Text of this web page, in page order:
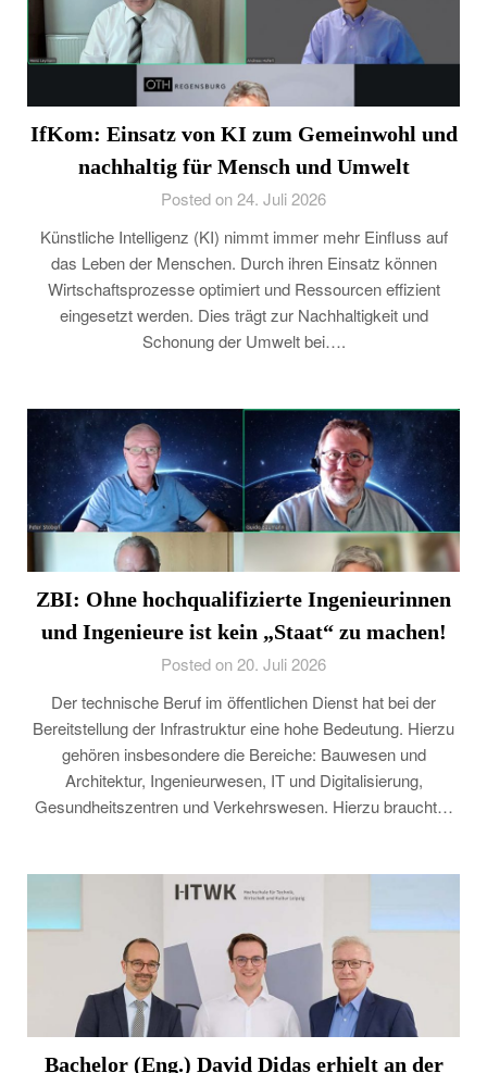
IfKom: Einsatz von KI zum Gemeinwohl und
nachhaltig für Mensch und Umwelt
Posted on 24. Juli 2026
Künstliche Intelligenz (KI) nimmt immer mehr Einfluss auf
das Leben der Menschen. Durch ihren Einsatz können
Wirtschaftsprozesse optimiert und Ressourcen effizient
eingesetzt werden. Dies trägt zur Nachhaltigkeit und
Schonung der Umwelt bei….
ZBI: Ohne hochqualifizierte Ingenieurinnen
und Ingenieure ist kein „Staat“ zu machen!
Posted on 20. Juli 2026
Der technische Beruf im öffentlichen Dienst hat bei der
Bereitstellung der Infrastruktur eine hohe Bedeutung. Hierzu
gehören insbesondere die Bereiche: Bauwesen und
Architektur, Ingenieurwesen, IT und Digitalisierung,
Gesundheitszentren und Verkehrswesen. Hierzu braucht…
Bachelor (Eng.) David Didas erhielt an der